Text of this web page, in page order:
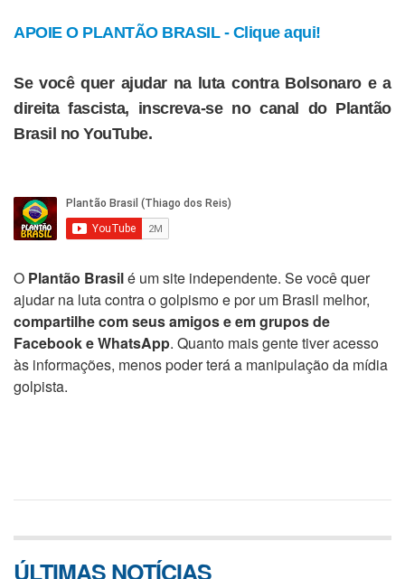
APOIE O PLANTÃO BRASIL - Clique aqui!
Se você quer ajudar na luta contra Bolsonaro e a
direita fascista, inscreva-se no canal do Plantão
Brasil no YouTube.
O Plantão Brasilé um site independente. Se você quer
ajudar na luta contra o golpismo e por um Brasil melhor,
compartilhe com seus amigos e em grupos de
Facebook e WhatsApp. Quanto mais gente tiver acesso
às informações, menos poder terá a manipulação da mídia
golpista.
ÚLTIMAS NOTÍCIAS